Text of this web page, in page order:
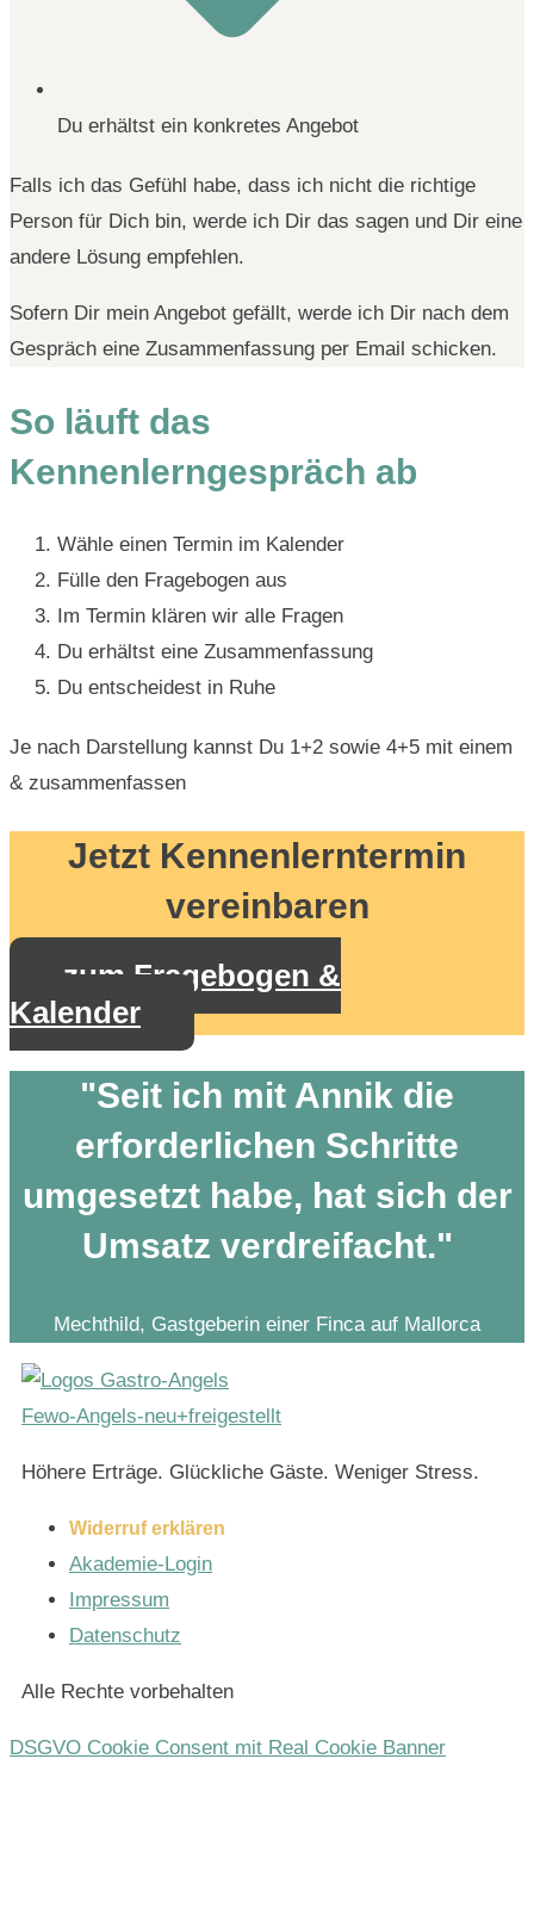
Du erhältst ein konkretes Angebot
Falls ich das Gefühl habe, dass ich nicht die richtige
Person für Dich bin, werde ich Dir das sagen und Dir eine
andere Lösung empfehlen.
Sofern Dir mein Angebot gefällt, werde ich Dir nach dem
Gespräch eine Zusammenfassung per Email schicken.
So läuft das
Kennenlerngespräch ab
Wähle einen Termin im Kalender
Fülle den Fragebogen aus
Im Termin klären wir alle Fragen
Du erhältst eine Zusammenfassung
Du entscheidest in Ruhe
Je nach Darstellung kannst Du 1+2 sowie 4+5 mit einem
& zusammenfassen
Jetzt Kennenlerntermin
vereinbaren
zum Fragebogen &
Kalender
"Seit ich mit Annik die
erforderlichen Schritte
umgesetzt habe, hat sich der
Umsatz verdreifacht."
Mechthild, Gastgeberin einer Finca auf Mallorca
Höhere Erträge. Glückliche Gäste. Weniger Stress.
Widerruf erklären
Akademie-Login
Impressum
Datenschutz
Alle Rechte vorbehalten
DSGVO Cookie Consent mit Real Cookie Banner